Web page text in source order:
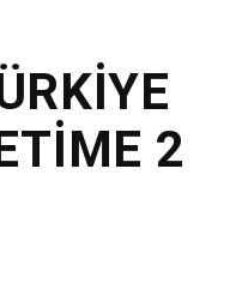
2